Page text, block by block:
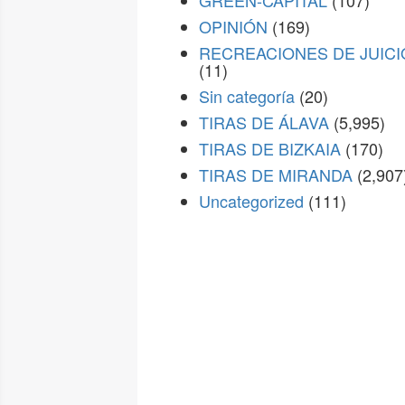
OPINIÓN (169)
RECREACIONES DE
(11)
Sin categoría (20)
TIRAS DE ÁLAVA (5,995)
TIRAS DE BIZKAIA (170)
TIRAS DE MIRANDA
Uncategorized (111)